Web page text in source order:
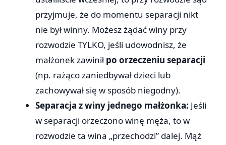
przyjmuje, że do momentu separacji nikt
nie był winny. Możesz żądać winy przy
rozwodzie TYLKO, jeśli udowodnisz, że
małżonek zawiniłpo orzeczeniu separacji
(np. rażąco zaniedbywał dzieci lub
zachowywał się w sposób niegodny).
Separacja z winy jednego małżonka: Jeśli
w separacji orzeczono winę męża, to w
rozwodzie ta wina „przechodzi” dalej. Mąż